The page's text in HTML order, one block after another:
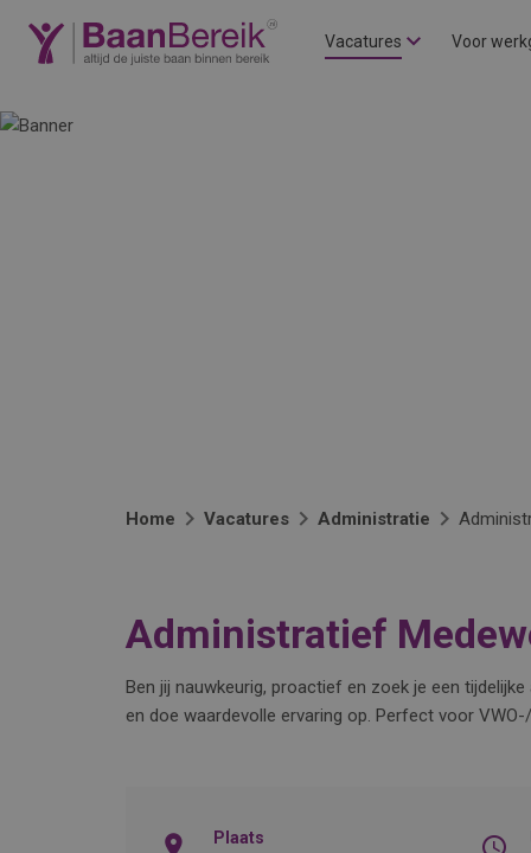
Vacatures Voor
Home Vacatures Administratie
Administratief
Ben jij nauwkeurig, proactief en zoek je een
en doe waardevolle ervaring op. Perfect voor
Plaats